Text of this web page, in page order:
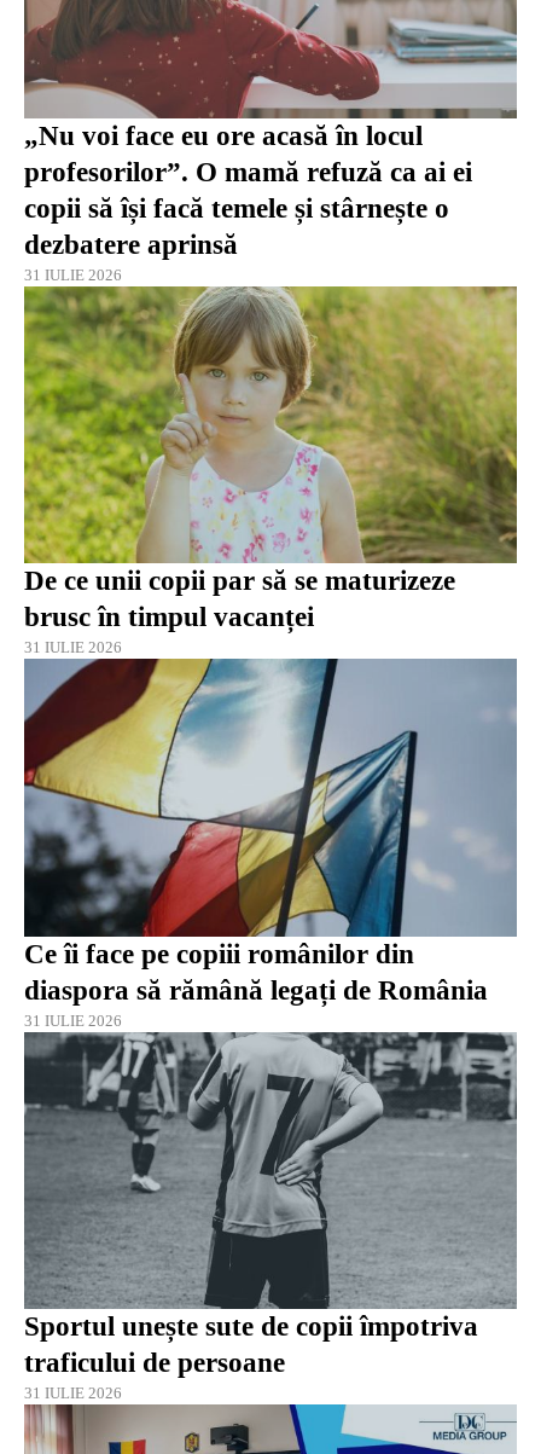
„Nu voi face eu ore acasă în locul
profesorilor”. O mamă refuză ca ai ei
copii să își facă temele și stârnește o
dezbatere aprinsă
31 IULIE 2026
De ce unii copii par să se maturizeze
brusc în timpul vacanței
31 IULIE 2026
Ce îi face pe copiii românilor din
diaspora să rămână legați de România
31 IULIE 2026
Sportul unește sute de copii împotriva
traficului de persoane
31 IULIE 2026